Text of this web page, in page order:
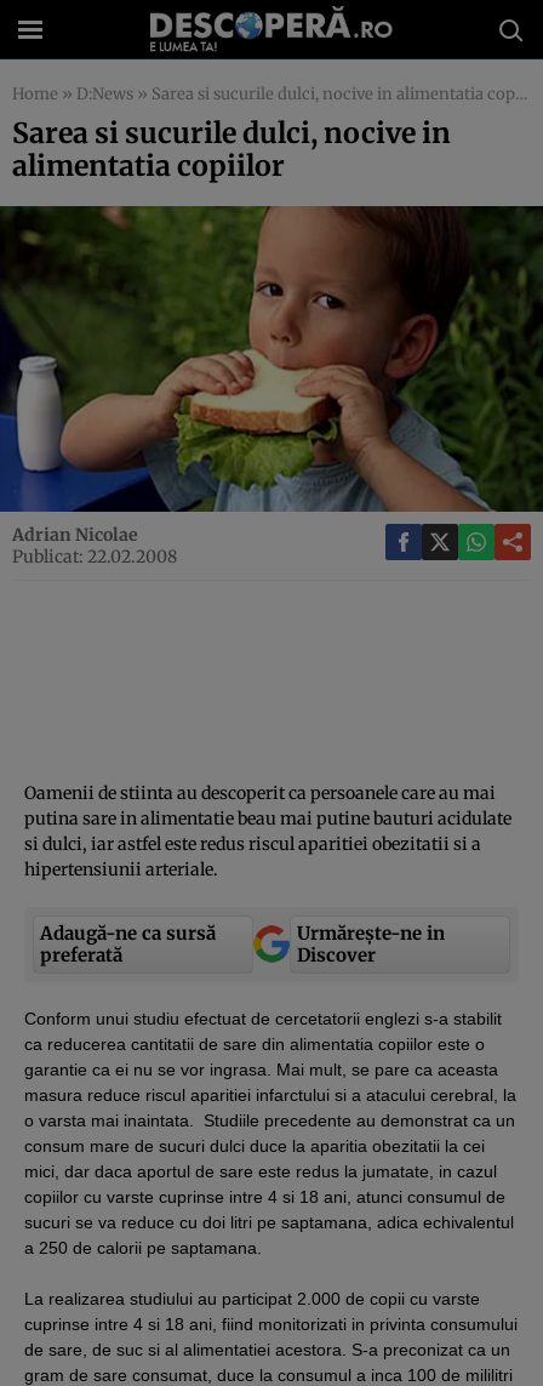
Home » D:News » Sarea si sucurile dulci, nocive in alimentatia copiilor
Sarea si sucurile dulci, nocive in
alimentatia copiilor
Adrian Nicolae
Publicat: 22.02.2008
Oamenii de stiinta au descoperit ca persoanele care au mai
putina sare in alimentatie beau mai putine bauturi acidulate
si dulci, iar astfel este redus riscul aparitiei obezitatii si a
hipertensiunii arteriale.
Adaugă-ne ca sursă
preferată
Urmărește-ne in
Discover
Conform unui studiu efectuat de cercetatorii englezi s-a stabilit
ca reducerea cantitatii de sare din alimentatia copiilor este o
garantie ca ei nu se vor ingrasa. Mai mult, se pare ca aceasta
masura reduce riscul aparitiei infarctului si a atacului cerebral, la
o varsta mai inaintata. Studiile precedente au demonstrat ca un
consum mare de sucuri dulci duce la aparitia obezitatii la cei
mici, dar daca aportul de sare este redus la jumatate, in cazul
copiilor cu varste cuprinse intre 4 si 18 ani, atunci consumul de
sucuri se va reduce cu doi litri pe saptamana, adica echivalentul
a 250 de calorii pe saptamana.
La realizarea studiului au participat 2.000 de copii cu varste
cuprinse intre 4 si 18 ani, fiind monitorizati in privinta consumului
de sare, de suc si al alimentatiei acestora. S-a preconizat ca un
gram de sare consumat, duce la consumul a inca 100 de mililitri